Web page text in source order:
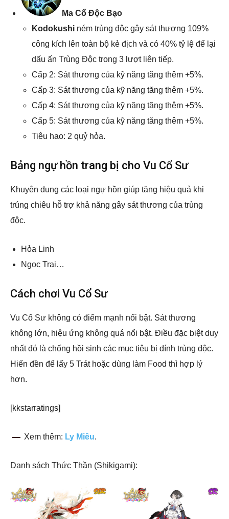
Ma Cổ Độc Bạo
Kodokushi ném trùng độc gây sát thương 109%
công kích lên toàn bộ kẻ địch và có 40% tỷ lệ để lại
dấu ấn Trùng Độc trong 3 lượt liên tiếp.
Cấp 2: Sát thương của kỹ năng tăng thêm +5%.
Cấp 3: Sát thương của kỹ năng tăng thêm +5%.
Cấp 4: Sát thương của kỹ năng tăng thêm +5%.
Cấp 5: Sát thương của kỹ năng tăng thêm +5%.
Tiêu hao: 2 quỷ hỏa.
Bảng ngự hồn trang bị cho Vu Cổ Sư
Khuyên dung các loại ngự hồn giúp tăng hiệu quả khi
trúng chiêu hỗ trợ khả năng gây sát thương của trùng
độc.
Hỏa Linh
Ngọc Trai…
Cách chơi Vu Cổ Sư
Vu Cổ Sư không có điểm mạnh nổi bật. Sát thương
không lớn, hiệu ứng không quá nổi bật. Điều đặc biệt duy
nhất đó là chống hồi sinh các mục tiêu bị dính trùng độc.
Hiến đền để lấy 5 Trát hoặc dùng làm Food thì hợp lý
hơn.
[kkstarratings]
Xem thêm: Ly Miêu.
Danh sách Thức Thần (Shikigami):